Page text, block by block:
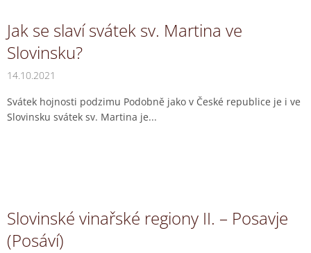
Jak se slaví svátek sv. Martina ve
Slovinsku?
14.10.2021
Svátek hojnosti podzimu Podobně jako v České republice je i ve
Slovinsku svátek sv. Martina je...
Slovinské vinařské regiony II. – Posavje
(Posáví)